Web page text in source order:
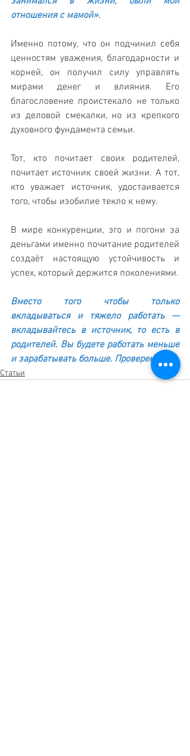
отношения с мамой».
Именно потому, что он подчинил себя
ценностям уважения, благодарности и
корней, он получил силу управлять
мирами денег и влияния. Его
благословение проистекало не только
из деловой смекалки, но из крепкого
духовного фундамента семьи.
Тот, кто почитает своих родителей,
почитает источник своей жизни. А тот,
кто уважает источник, удостаивается
того, чтобы изобилие текло к нему.
В мире конкуренции, эго и погони за
деньгами именно почитание родителей
создаёт настоящую устойчивость и
успех, который держится поколениями.
Вместо того чтобы только
вкладываться и тяжело работать —
вкладывайтесь в источник, то есть в
родителей. Вы будете работать меньше
и зарабатывать больше. Проверено!!!
Статьи